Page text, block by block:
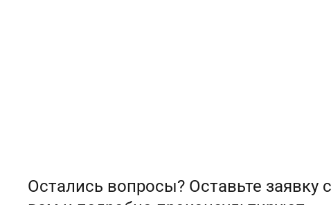
Остались вопросы? Оставьте